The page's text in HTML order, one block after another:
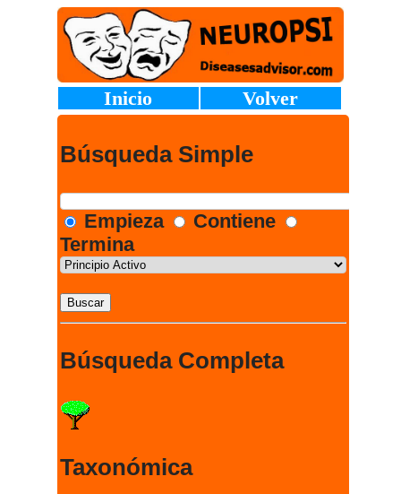
Inicio Volver
Búsqueda Simple
Empieza
Contiene
Termina
Búsqueda Completa
Taxonómica